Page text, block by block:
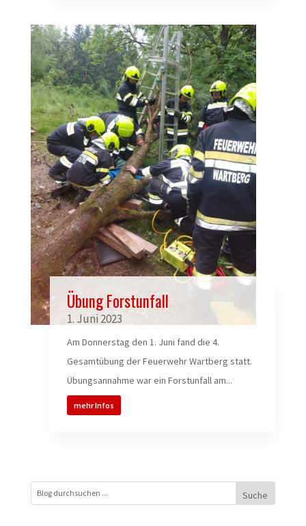
Übung Forstunfall
1. Juni 2023
Am Donnerstag den 1. Juni fand die 4.
Gesamtübung der Feuerwehr Wartberg statt.
Übungsannahme war ein Forstunfall am...
mehr Infos